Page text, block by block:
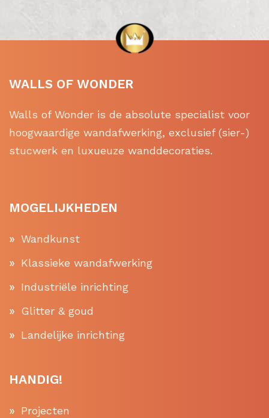
WALLS OF WONDER
Walls of Wonder is de absolute specialist voor
hoogwaardige wandafwerking, exclusief (sier-)
stucwerk en luxueuze wanddecoraties.
MOGELIJKHEDEN
Wandkunst
Klassieke wandafwerking
Industriële inrichting
Glitter & goud
Landelijke inrichting
HANDIG!
Projecten